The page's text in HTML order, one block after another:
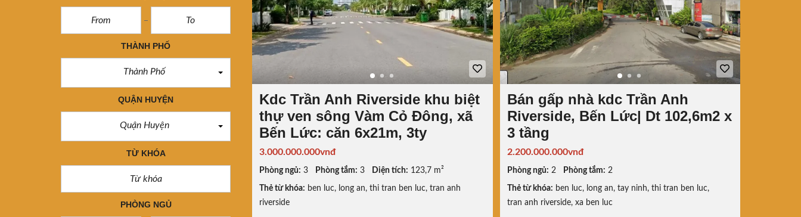
THÀNH PHỐ
Thành Phố
QUẬN HUYỆN
Quận Huyện
TỪ KHÓA
PHÒNG NGỦ
Kdc Trần Anh Riverside khu biệt
thự ven sông Vàm Cỏ Đông, xã
Bến Lức: căn 6x21m, 3ty
3.000.000.000vnđ
Phòng ngủ: 3 Phòng tắm: 3 Diện tích: 123,7 m²
Thẻ từ khóa: ben luc, long an, thi tran ben luc, tran anh
riverside
Bán gấp nhà kdc Trần Anh
Riverside, Bến Lức| Dt 102,6m2 x
3 tầng
2.200.000.000vnđ
Phòng ngủ: 2 Phòng tắm: 2
Thẻ từ khóa: ben luc, long an, tay ninh, thi tran ben luc,
tran anh riverside, xa ben luc